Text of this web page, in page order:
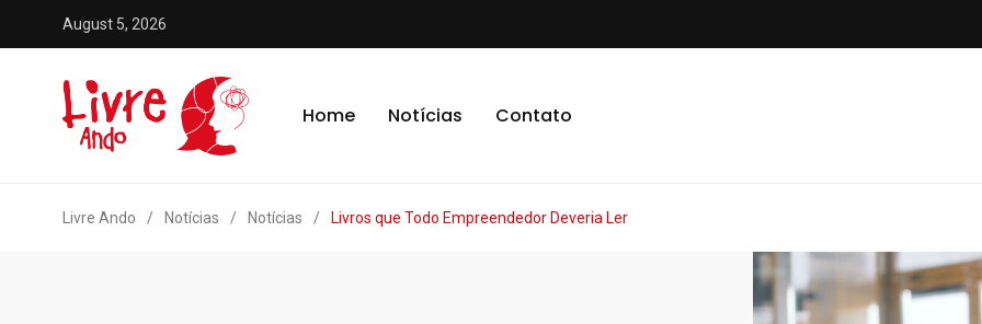
August 5, 2026
Home Notícias Contato
Livre Ando / Notícias / Notícias / Livros que Todo Empreendedor Deveria Ler